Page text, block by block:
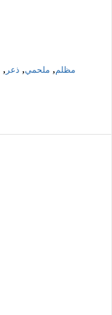
مظلم, ملحمي, ذعر ,